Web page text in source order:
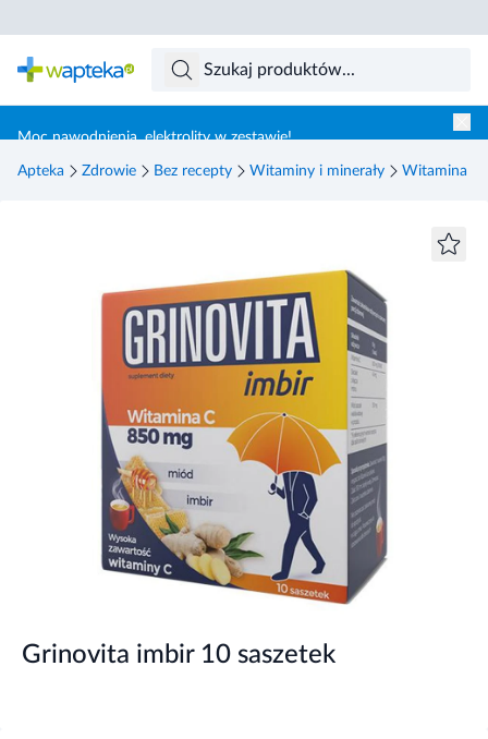
Moc nawodnienia, elektrolity w zestawie!
Apteka Zdrowie Bez recepty Witaminy i minerały Witamina C
Grinovita imbir 10 saszetek